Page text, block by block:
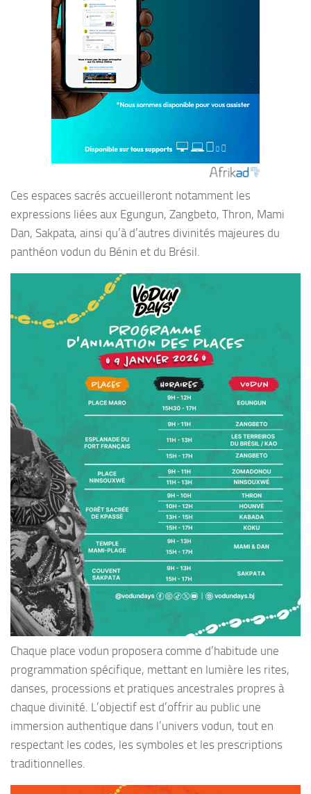
Ces espaces sacrés accueilleront notamment les
expressions liées aux Egungun, Zangbeto, Thron, Mami
Dan, Sakpata, ainsi qu’à d’autres divinités majeures du
panthéon vodun du Bénin et du Brésil.
Chaque place vodun proposera comme d’habitude une
programmation spécifique, mettant en lumière les rites,
danses, processions et pratiques ancestrales propres à
chaque divinité. L’objectif est d’offrir au public une
immersion authentique dans l’univers vodun, tout en
respectant les codes, les symboles et les prescriptions
traditionnelles.